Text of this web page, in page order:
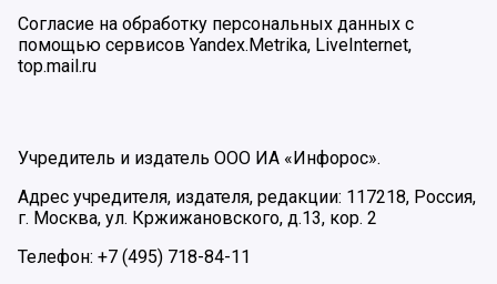
Согласие на обработку персональных данных с
помощью сервисов Yandex.Metrika, LiveInternet,
top.mail.ru
Учредитель и издатель ООО ИА «Инфорос».
Адрес учредителя, издателя, редакции: 117218, Россия,
г. Москва, ул. Кржижановского, д.13, кор. 2
Телефон: +7 (495) 718-84-11